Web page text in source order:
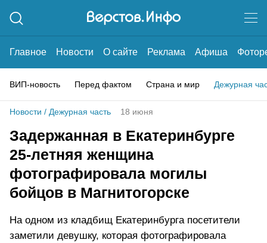
Главное Новости О сайте Реклама Афиша
ВИП-новость Перед фактом Страна и мир Дежурная
Новости / Дежурная часть 18 июня
Задержанная в Екатеринбурге
25-летняя женщина
фотографировала могилы
бойцов в Магнитогорске
На одном из кладбищ Екатеринбурга посетители
заметили девушку, которая фотографировала